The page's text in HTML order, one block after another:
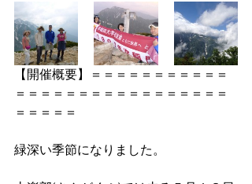
【開催概要】＝＝＝＝＝＝＝＝＝＝＝
＝＝＝＝＝＝＝＝＝＝＝＝＝＝＝＝＝
＝＝＝＝＝
緑深い季節になりました。